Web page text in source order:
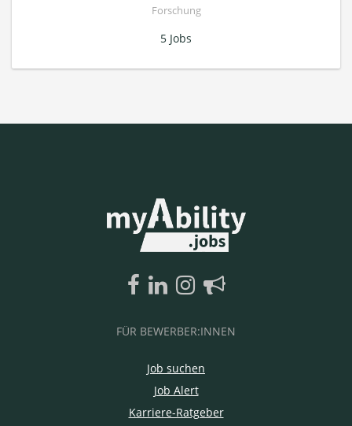
Forschung
5 Jobs
FÜR BEWERBER:INNEN
Job suchen
Job Alert
Karriere-Ratgeber